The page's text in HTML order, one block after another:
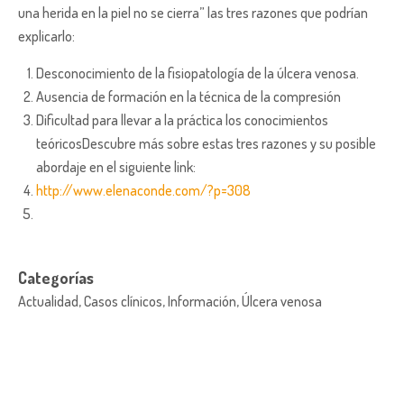
una herida en la piel no se cierra” las tres razones que podrían
explicarlo:
Desconocimiento de la fisiopatología de la úlcera venosa.
Ausencia de formación en la técnica de la compresión
Dificultad para llevar a la práctica los conocimientos
teóricosDescubre más sobre estas tres razones y su posible
abordaje en el siguiente link:
http://www.elenaconde.com/?p=308
Categorías
Actualidad, Casos clínicos, Información, Úlcera venosa